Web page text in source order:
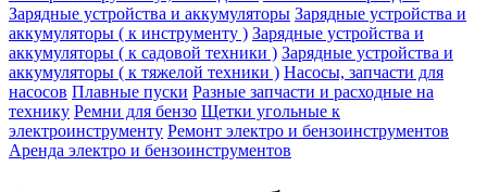
Зарядные устройства и аккумуляторы Зарядные устройства и
аккумуляторы ( к инструменту ) Зарядные устройства и
аккумуляторы ( к садовой техники ) Зарядные устройства и
аккумуляторы ( к тяжелой техники ) Насосы, запчасти для
насосов Плавные пуски Разные запчасти и расходные на
технику Ремни для бензо Щетки угольные к
электроинструменту Ремонт электро и бензоинструментов
Аренда электро и бензоинструментов